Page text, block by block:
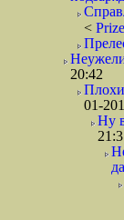
<
20:42
01-
Ну